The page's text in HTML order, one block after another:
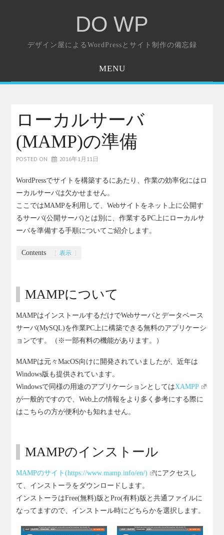
DO WP
デザイン屋によるWordPressとサイト制作の備忘録
MENU
お問い合わせ
ローカルサーバ
(MAMP)の準備
POSTED ON 2016年1月11日
WordPressでサイトを構築するにあたり、作業の効率化にはロ
ーカルサーバは欠かせません。
ここではMAMPを利用して、Webサイトをネット上に公開す
るサーバ(公開サーバ)とは別に、作業するPC上にローカルサ
ーバを準備する手順についてご紹介します。
Contents 表示
MAMPについて
MAMPはインストールするだけでWebサーバとデータベース
サーバ(MySQL)を作業PC上に構築できる無料のアプリケーシ
ョンです。（※一部有料の機能があります。）
MAMPは元々MacOS向けに開発されていましたが、近年は
Windows版も提供されています。
Windowsで同様の用途のアプリケーションとしてはXAMPP
が一般的ですので、Web上の情報をより多く参考にする際に
はこちらの方が便利かも知れません。
MAMPのインストール
MAMPのサイト(https://www.mamp.info/en/)
にアクセスし
て、インストーラをダウンロードします。
インストーラはFree(無料)版とPro(有料)版と共通ファイルに
なってますので、インストール時にどちらかを選択します。